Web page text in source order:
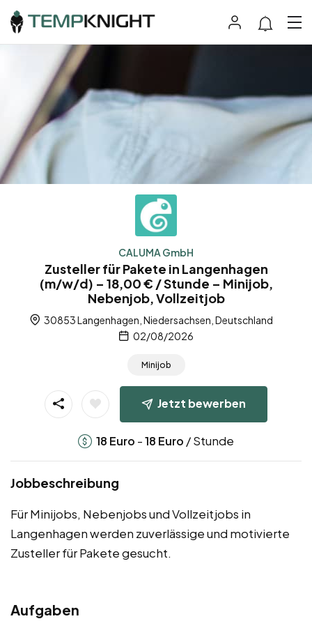
CALUMA GmbH
Zusteller für Pakete in Langenhagen
(m/w/d) – 18,00 € / Stunde – Minijob,
Nebenjob, Vollzeitjob
30853 Langenhagen, Niedersachsen, Deutschland
02/08/2026
Minijob
Jetzt bewerben
18 Euro -18 Euro / Stunde
Jobbeschreibung
Für Minijobs, Nebenjobs und Vollzeitjobs in
Langenhagen werden zuverlässige und motivierte
Zusteller für Pakete gesucht.
Aufgaben